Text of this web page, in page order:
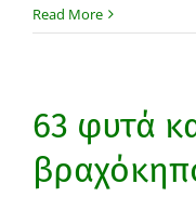
Read More
63 φυτά